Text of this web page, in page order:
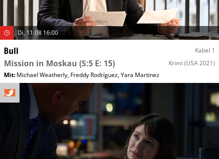
Di, 11.08 16:00
Bull Kabel 1
Mission in Moskau (S:5 E: 15) Krimi (USA 2021)
Mit: Michael Weatherly, Freddy Rodríguez,Yara Martinez